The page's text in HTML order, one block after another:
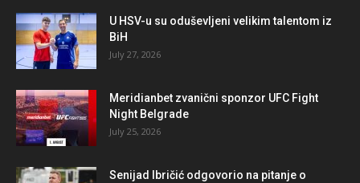
U HSV-u su oduševljeni velikim talentom iz
BiH
July 27, 2026
Meridianbet zvanični sponzor UFC Fight
Night Belgrade
July 25, 2026
Senijad Ibričić odgovorio na pitanje o